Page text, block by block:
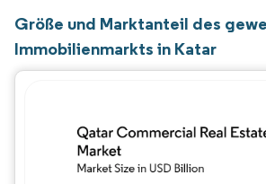
Größe und Marktanteil des
Immobilienmarkts in Katar